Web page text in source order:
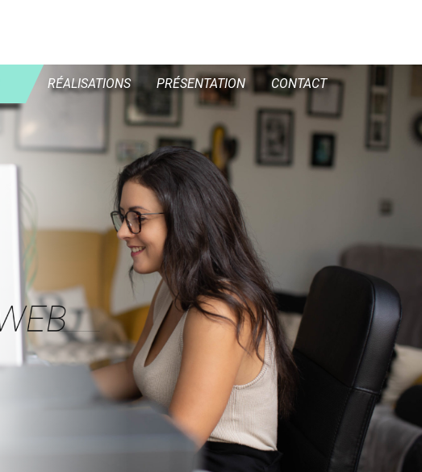
RÉALISATIONS PRÉSENTATION CONTACT